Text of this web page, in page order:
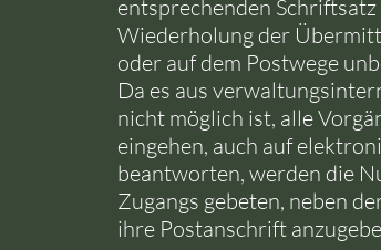
entsprechenden
Wiederholung der
oder auf dem Postwege
Da es aus
nicht möglich ist, alle
eingehen, auch auf
beantworten, werden die
Zugangs gebeten, neben
ihre Postanschrift